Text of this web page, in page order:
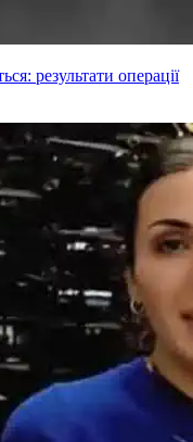
результати операції